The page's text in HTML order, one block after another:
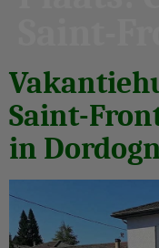
Saint-
in